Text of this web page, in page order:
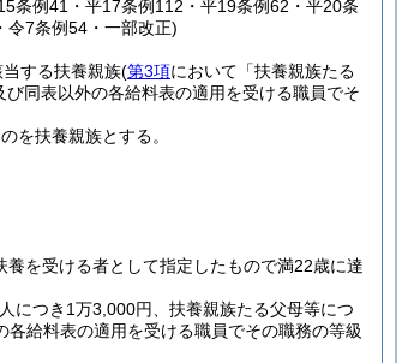
条例41・平17条例112・平19条例62・平20条
令7条例54・一部改正)
する扶養親族(第3項において「扶養親族たる
同表以外の各給料表の適用を受ける職員でそ
を扶養親族とする。
を受ける者として指定したもので満22歳に達
につき1万3,000円、扶養親族たる父母等につ
給料表の適用を受ける職員でその職務の等級